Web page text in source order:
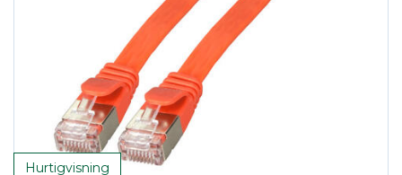
Hurtigvisning